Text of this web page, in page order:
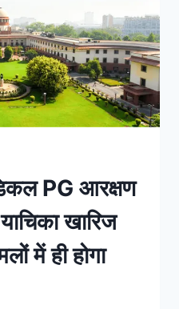
PG आरक्षण
खारिज
में ही होगा